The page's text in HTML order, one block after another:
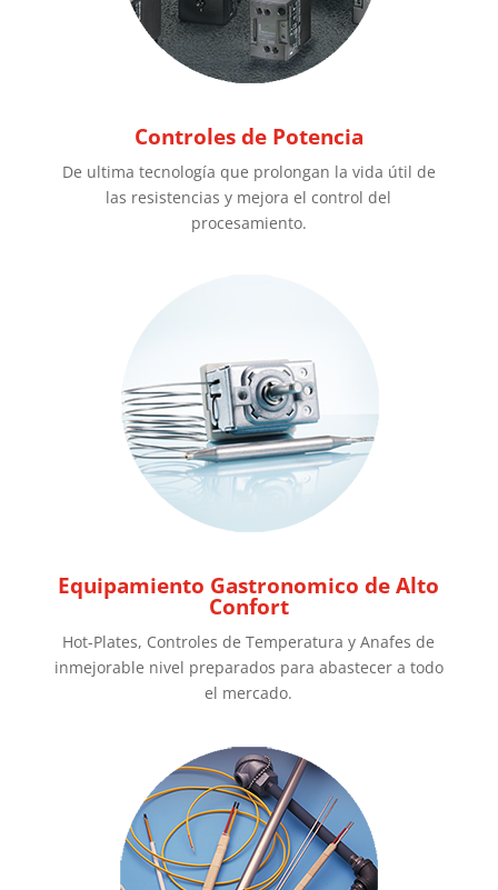
Controles de Potencia
De ultima tecnología que prolongan la vida útil de
las resistencias y mejora el control del
procesamiento.
Equipamiento Gastronomico de Alto
Confort
Hot-Plates, Controles de Temperatura y Anafes de
inmejorable nivel preparados para abastecer a todo
el mercado.